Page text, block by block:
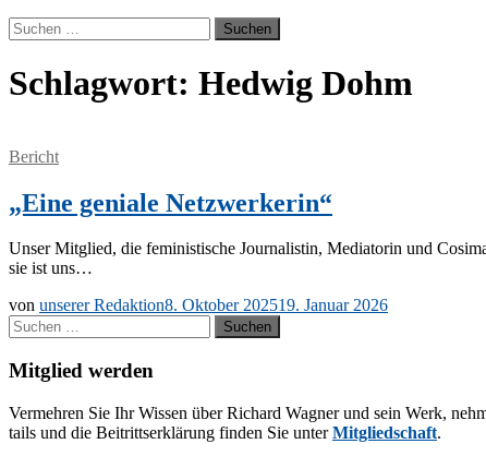
Suchen
nach:
Schlagwort: Hedwig Dohm
Bericht
„Eine geniale Netzwerkerin“
Un­ser Mit­glied, die fe­mi­nis­ti­sche Jour­na­lis­tin, Me­dia­to­rin und
sie ist uns…
von unserer Redaktion8. Oktober 202519. Januar 2026
Suchen
nach:
Mitglied werden
Ver­meh­ren Sie Ihr Wis­sen über Ri­chard Wag­ner und sein Werk,
tails und die Bei­tritts­er­klä­rung fin­den Sie un­terMit­glied­schaft.